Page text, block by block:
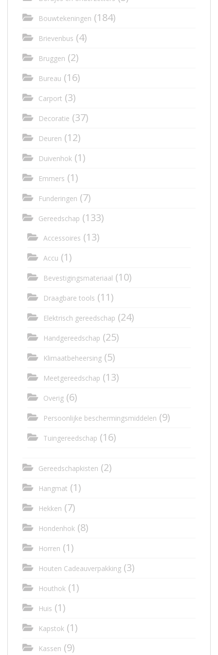
Bouwtekeningen (184)
Brievenbus (4)
Bruggen (2)
Bureau (16)
Carport (3)
Decoratie (37)
Deuren (12)
Duivenhok (1)
Emmers (1)
Funderingen (7)
Gereedschap (133)
Accessoires (13)
Accu (1)
Bevestigingsmateriaal (10)
Draagbare tools (11)
Elektrisch gereedschap (24)
Handgereedschap (25)
Klimaatbeheersing (5)
Meetgereedschap (13)
Overig (6)
Persoonlijke beschermingsmiddelen (9)
Tuingereedschap (16)
Gereedschapkisten (2)
Hangmat (1)
Hekken (7)
Hondenhok (8)
Horren (1)
Houten Cadeauverpakking (3)
Houthok (1)
Huis (1)
Kapstok (1)
Kassen (9)